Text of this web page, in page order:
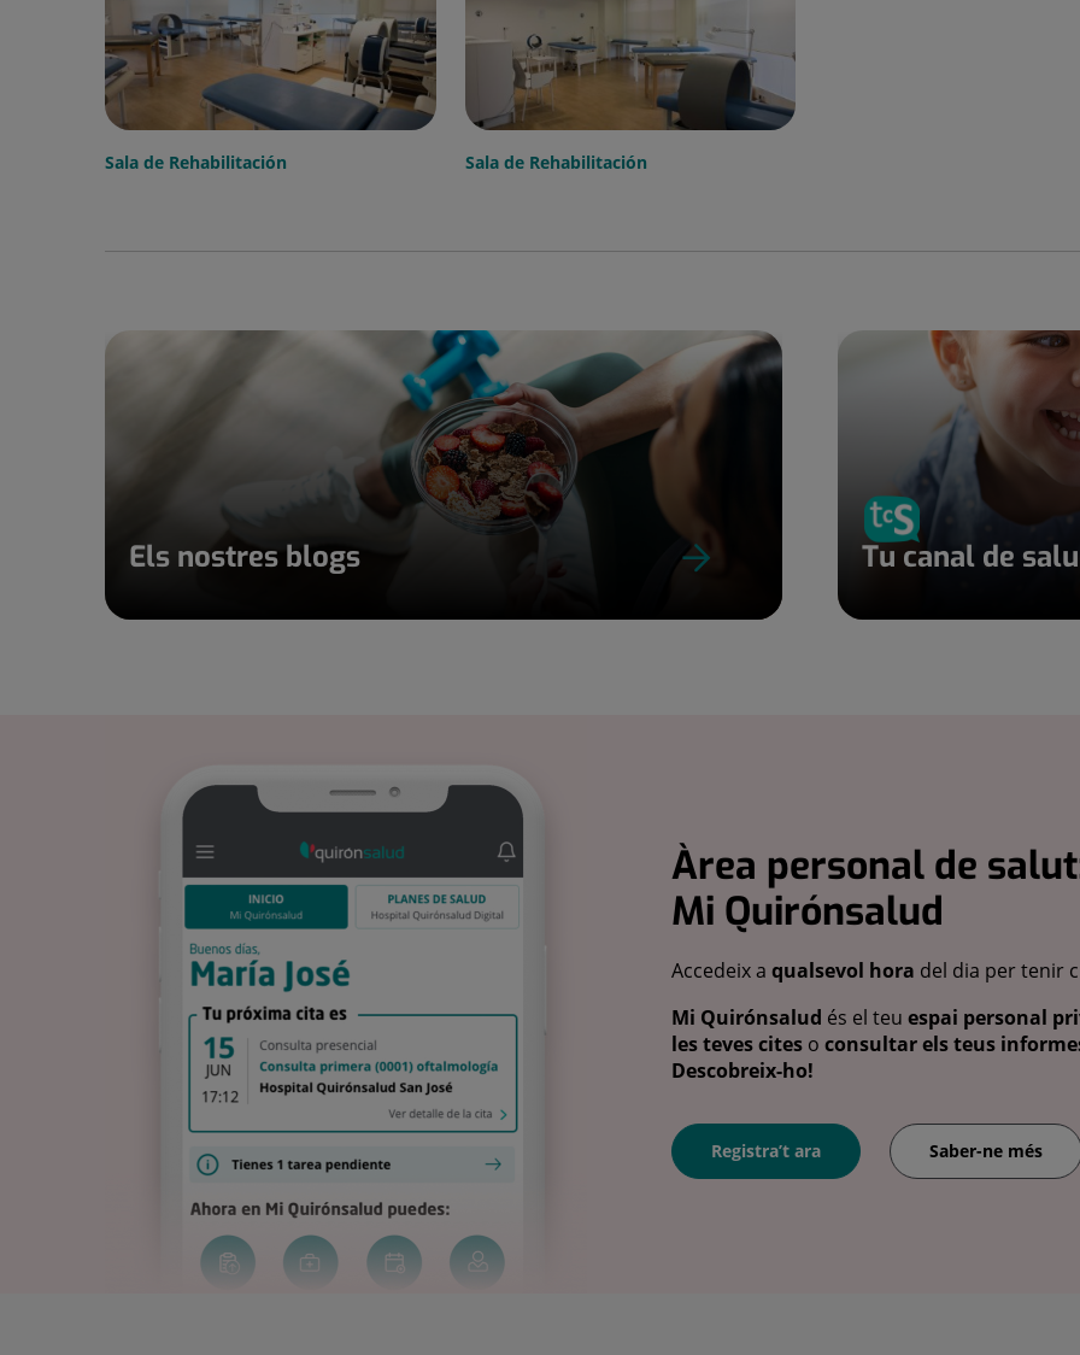
Sala de Rehabilitación Sala de Rehabilitación
Els nostres blogs Tu canal de
Àrea personal de
Mi Quirónsalud
Accedeix a qualsevol hora del dia per tenir
Mi Quirónsalud és el teu espai personal
les teves cites o consultar els teus
Descobreix-ho!
Registra’t ara Saber-ne més